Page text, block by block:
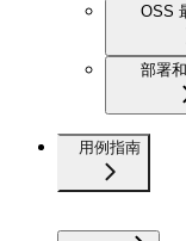
OSS
部署
用例指南